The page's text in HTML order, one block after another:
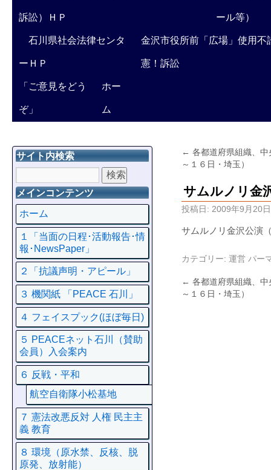
訴訟）ＨＰ ール等）
石川県社会法律センタ
ーＨＰ
金沢市役所前「広場」使用不
憲！訴訟
「ご意見をどう
ぞ」
ホー
ム
← 各都道府県組織、
～１６日・埼玉）
サムルノリ金
投稿日: 2009年9月20日
サムルノリ金沢公演
カテゴリー: 運営 パー
← 各都道府県組織、
～１６日・埼玉）
サイト内検索
メインコンテンツ
ホーム
１「当面の日程･活動報告･情
報･NewsPaper」
２「抗議声明・アピール」
３ 機関紙 「PEACE 石川」
４ フェイスプック(ほぼ毎日)
５ PEACEネット石川（賛助
会員）入会案内
６ 反戦・平和
航空自衛隊小松基地
７ 憲法改悪反対 人権 民主主
義 教育
８ 環境（原水禁、反核、脱
原発、放射能）